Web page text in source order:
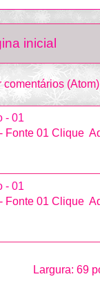
inicial
comentários (Atom)
- 01
Fonte 01 Clique
- 01
Fonte 01 Clique
Largura: 69